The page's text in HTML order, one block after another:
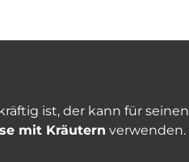
ist, der kann für seinen
mit Kräutern verwenden.